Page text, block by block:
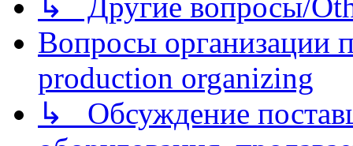
Вопросы организации
production organizing
↳ Обсуждение